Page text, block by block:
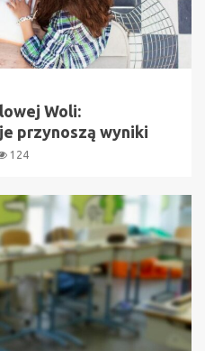
Woli:
przynoszą wyniki
124